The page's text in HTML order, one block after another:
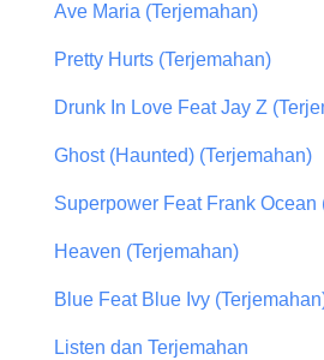
Ave Maria (Terjemahan)
Pretty Hurts (Terjemahan)
Drunk In Love Feat Jay Z
Ghost (Haunted) (Terjemahan)
Superpower Feat Frank Ocean
Heaven (Terjemahan)
Blue Feat Blue Ivy
Listen dan Terjemahan